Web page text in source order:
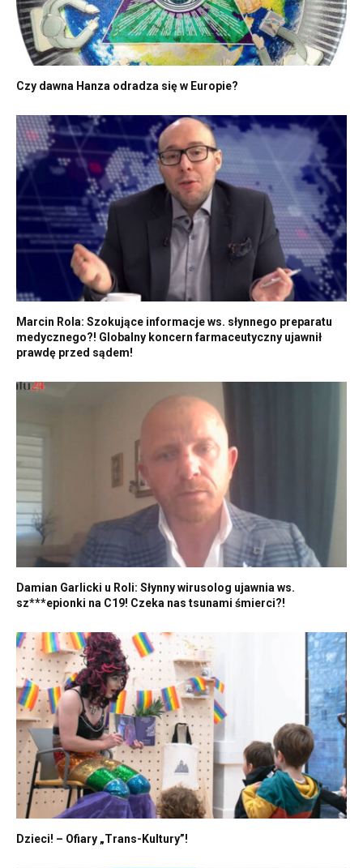
Czy dawna Hanza odradza się w Europie?
Marcin Rola: Szokujące informacje ws. słynnego preparatu
medycznego?! Globalny koncern farmaceutyczny ujawnił
prawdę przed sądem!
Damian Garlicki u Roli: Słynny wirusolog ujawnia ws.
sz***epionki na C19! Czeka nas tsunami śmierci?!
Dzieci! – Ofiary „Trans-Kultury”!